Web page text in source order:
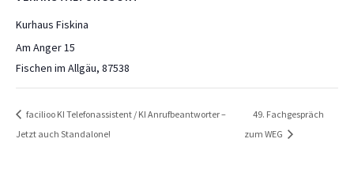
Kurhaus Fiskina
Am Anger 15
Fischen im Allgäu, 87538
facilioo KI Telefonassistent / KI Anrufbeantworter –
Jetzt auch Standalone!
49. Fachgespräch
zum WEG